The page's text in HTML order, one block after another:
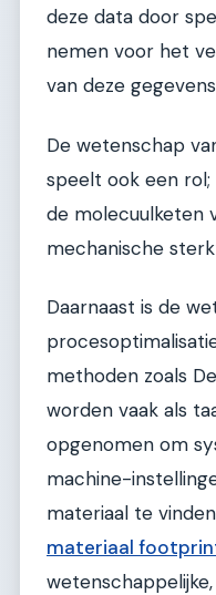
deze data door
nemen voor het
van deze
De wetenschap
speelt ook een
de molecuulketen
mechanische
Daarnaast is de
methoden zoals
worden vaak als
opgenomen om
machine-
materiaal te
materiaal